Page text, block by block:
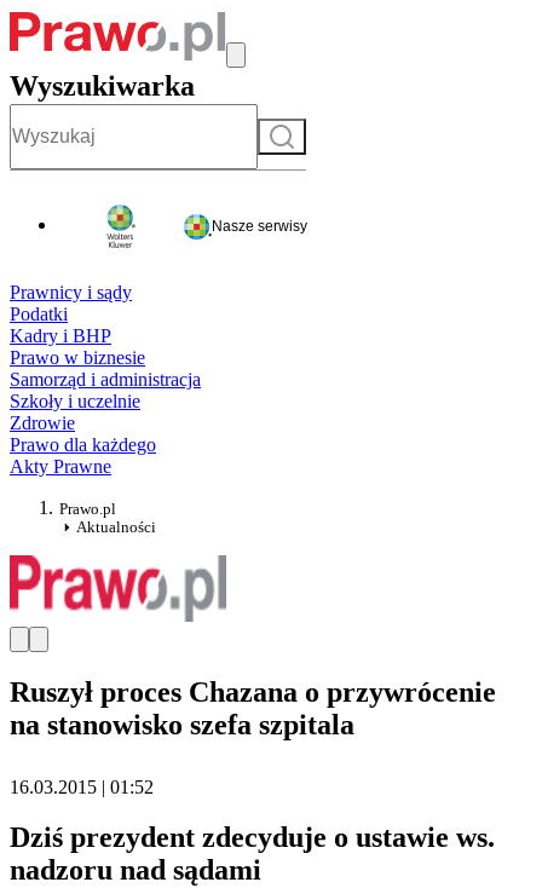
Wyszukiwarka
Szukaj
Nasze serwisy
Prawnicy i sądy
Podatki
Kadry i BHP
Prawo w biznesie
Samorząd i administracja
Szkoły i uczelnie
Zdrowie
Prawo dla każdego
Akty Prawne
Prawo.pl
Aktualności
Ruszył proces Chazana o przywrócenie
na stanowisko szefa szpitala
16.03.2015 | 01:52
Dziś prezydent zdecyduje o ustawie ws.
nadzoru nad sądami